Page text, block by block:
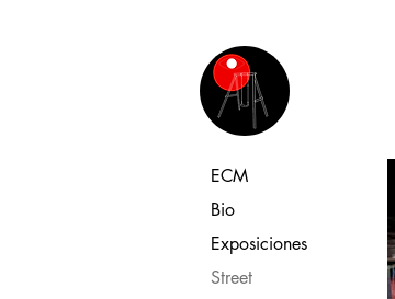
ECM
Bio
Exposiciones
Street